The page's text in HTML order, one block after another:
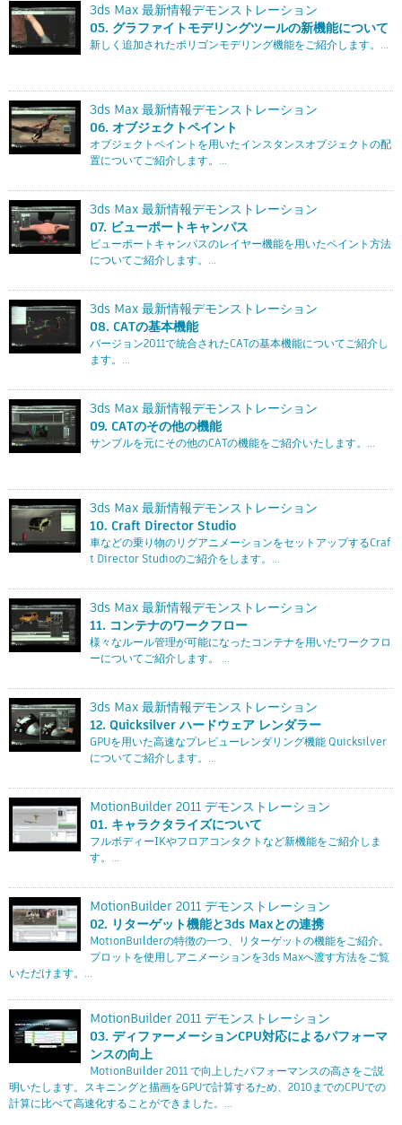
3ds Max 最新情報デモンストレーション
05. グラファイトモデリングツールの新機能について
新しく追加されたポリゴンモデリング機能をご紹介します。...
3ds Max 最新情報デモンストレーション
06. オブジェクトペイント
オブジェクトペイントを用いたインスタンスオブジェクトの配
置についてご紹介します。...
3ds Max 最新情報デモンストレーション
07. ビューポートキャンパス
ビューポートキャンパスのレイヤー機能を用いたペイント方法
についてご紹介します。...
3ds Max 最新情報デモンストレーション
08. CATの基本機能
バージョン2011で統合されたCATの基本機能についてご紹介し
ます。...
3ds Max 最新情報デモンストレーション
09. CATのその他の機能
サンプルを元にその他のCATの機能をご紹介いたします。...
3ds Max 最新情報デモンストレーション
10. Craft Director Studio
車などの乗り物のリグアニメーションをセットアップするCraf
t Director Studioのご紹介をします。...
3ds Max 最新情報デモンストレーション
11. コンテナのワークフロー
様々なルール管理が可能になったコンテナを用いたワークフロ
ーについてご紹介します。 ...
3ds Max 最新情報デモンストレーション
12. Quicksilver ハードウェア レンダラー
GPUを用いた高速なプレビューレンダリング機能 Quicksilver
についてご紹介します。...
MotionBuilder 2011 デモンストレーション
01. キャラクタライズについて
フルボディーIKやフロアコンタクトなど新機能をご紹介しま
す。...
MotionBuilder 2011 デモンストレーション
02. リターゲット機能と3ds Maxとの連携
MotionBuilderの特徴の一つ、リターゲットの機能をご紹介。
プロットを使用しアニメーションを3ds Maxへ渡す方法をご覧
いただけます。...
MotionBuilder 2011 デモンストレーション
03. ディファーメーションCPU対応によるパフォーマ
ンスの向上
MotionBuilder 2011 で向上したパフォーマンスの高さをご説
明いたします。スキニングと描画をGPUで計算するため、2010までのCPUでの
計算に比べて高速化することができました。...